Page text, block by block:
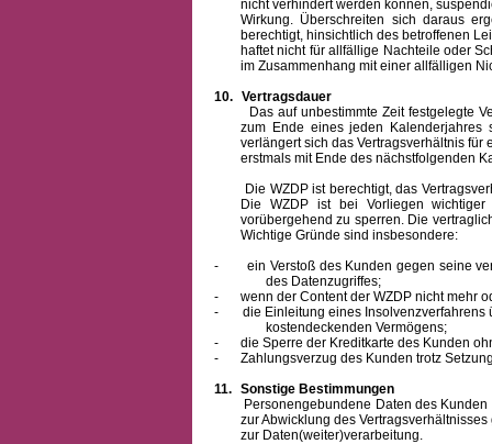
nicht verhindert werden können,
Wirkung. Überschreiten sich daraus
berechtigt, hinsichtlich des betroffenen
haftet nicht für allfällige Nachteile oder
im Zusammenhang mit einer allfälligen
10. Vertragsdauer
Das auf unbestimmte Zeit festgelegte
zum Ende eines jeden Kalenderjahres
verlängert sich das Vertragsverhältnis
erstmals mit Ende des nächstfolgenden
Die WZDP ist berechtigt, das
Die WZDP ist bei Vorliegen
vorübergehend zu sperren. Die
Wichtige Gründe sind insbesondere:
-
ein Verstoß des Kunden gegen seine
des Datenzugriffes;
-
wenn der Content der WZDP nicht mehr
-
die Einleitung eines
kostendeckenden Vermögens;
-
die Sperre der Kreditkarte des Kunden
-
Zahlungsverzug des Kunden trotz
11. Sonstige Bestimmungen
Personengebundene Daten des Kunden
zur Abwicklung des
zur Daten(weiter)verarbeitung.